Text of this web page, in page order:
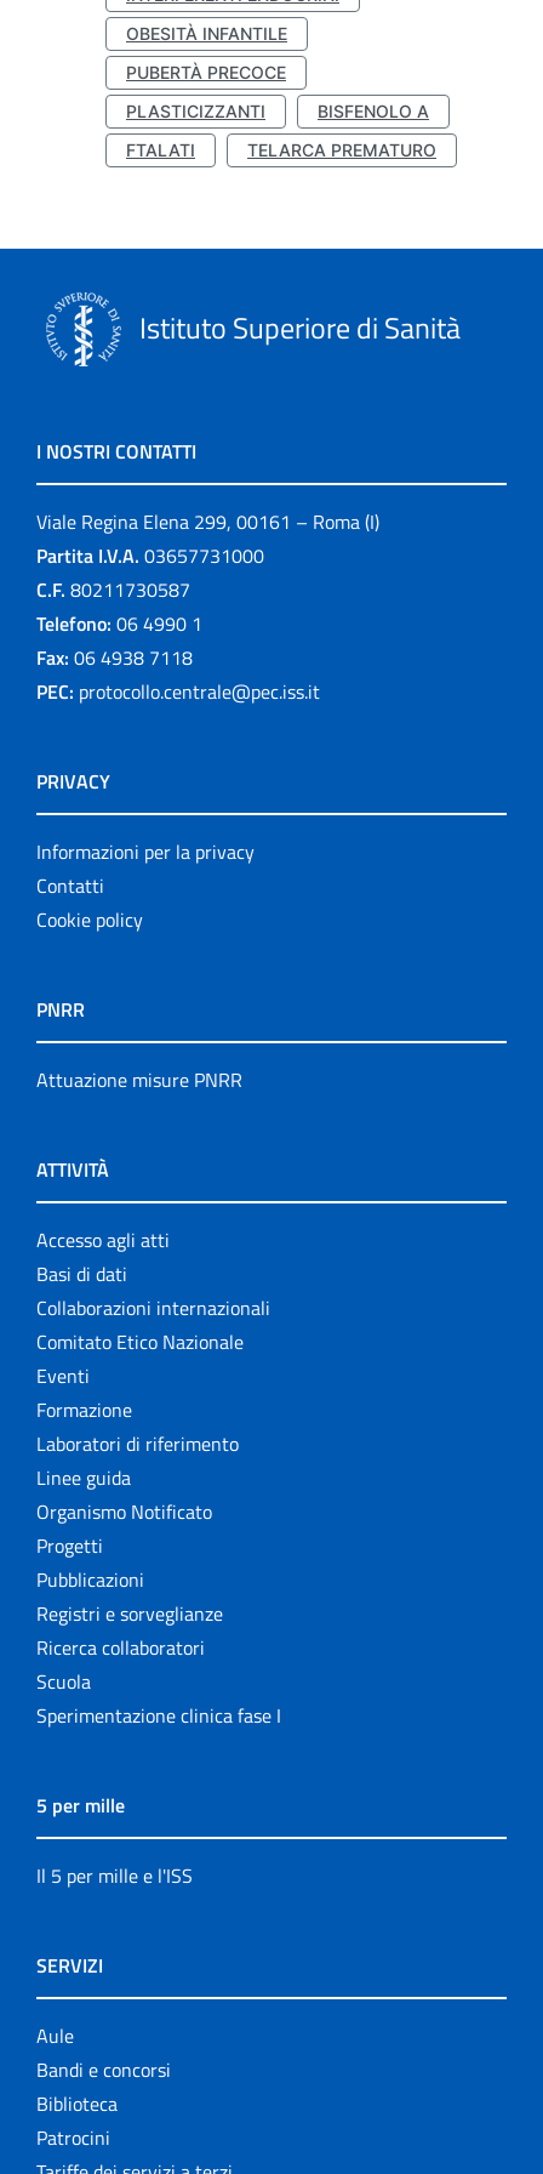
OBESITÀ INFANTILE
PUBERTÀ PRECOCE
PLASTICIZZANTI
BISFENOLO A
FTALATI
TELARCA PREMATURO
Istituto Superiore di Sanità
I NOSTRI CONTATTI
Viale Regina Elena 299, 00161 – Roma (I)
Partita I.V.A. 03657731000
C.F. 80211730587
Telefono: 06 4990 1
Fax: 06 4938 7118
PEC: protocollo.centrale@pec.iss.it
PRIVACY
Informazioni per la privacy
Contatti
Cookie policy
PNRR
Attuazione misure PNRR
ATTIVITÀ
Accesso agli atti
Basi di dati
Collaborazioni internazionali
Comitato Etico Nazionale
Eventi
Formazione
Laboratori di riferimento
Linee guida
Organismo Notificato
Progetti
Pubblicazioni
Registri e sorveglianze
Ricerca collaboratori
Scuola
Sperimentazione clinica fase I
5 per mille
Il 5 per mille e l'ISS
SERVIZI
Aule
Bandi e concorsi
Biblioteca
Patrocini